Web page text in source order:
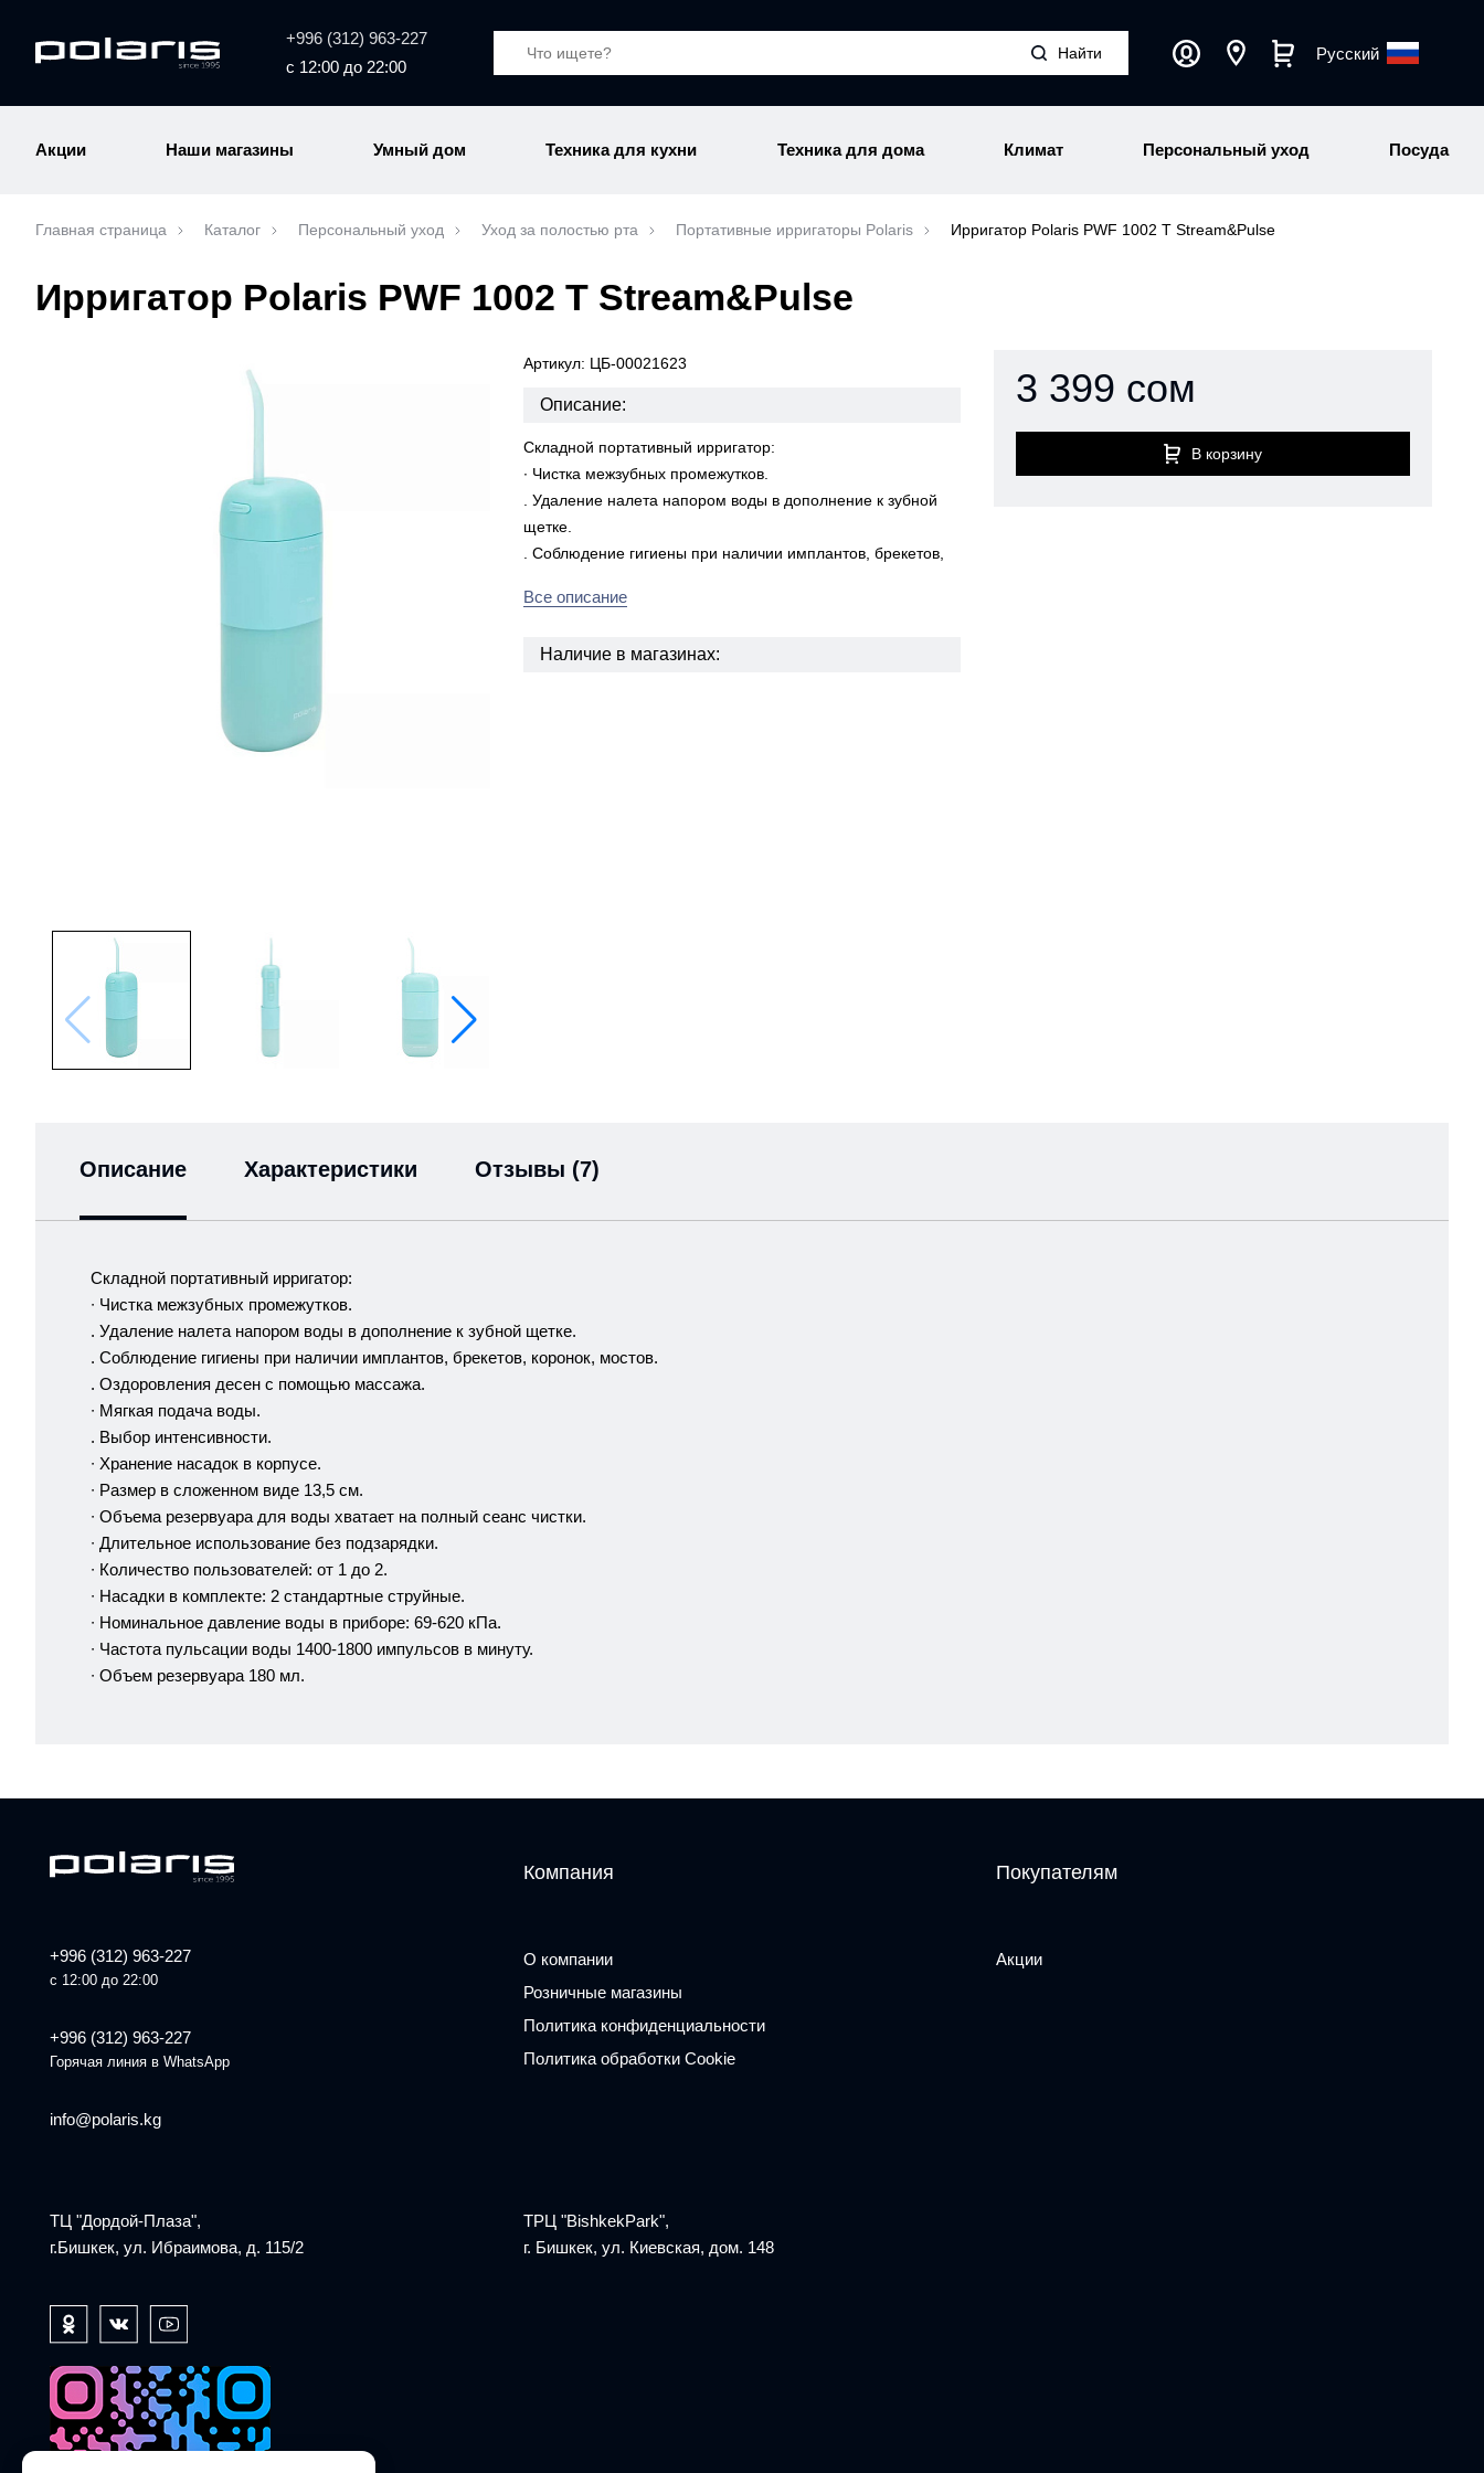
+996 (312) 963-227
с 12:00 до 22:00
Русский
Акции Наши магазины Умный дом Техника для кухни Техника для дома Климат Персональный уход Посуда
Главная страница Каталог Персональный уход Уход за полостью рта Портативные ирригаторы Polaris Ирригатор Polaris PWF 1002 T Stream&Pulse
Ирригатор Polaris PWF 1002 T Stream&Pulse
Артикул: ЦБ-00021623
Описание:
Складной портативный ирригатор:
∙ Чистка межзубных промежутков.
. Удаление налета напором воды в дополнение к зубной
щетке.
. Соблюдение гигиены при наличии имплантов, брекетов,
Все описание
Наличие в магазинах:
3 399 сом
В корзину
Описание Характеристики Отзывы (7)
Складной портативный ирригатор:
∙ Чистка межзубных промежутков.
. Удаление налета напором воды в дополнение к зубной щетке.
. Соблюдение гигиены при наличии имплантов, брекетов, коронок, мостов.
. Оздоровления десен с помощью массажа.
∙ Мягкая подача воды.
. Выбор интенсивности.
∙ Хранение насадок в корпусе.
∙ Размер в сложенном виде 13,5 см.
∙ Объема резервуара для воды хватает на полный сеанс чистки.
∙ Длительное использование без подзарядки.
∙ Количество пользователей: от 1 до 2.
∙ Насадки в комплекте: 2 стандартные струйные.
∙ Номинальное давление воды в приборе: 69-620 кПа.
∙ Частота пульсации воды 1400-1800 импульсов в минуту.
∙ Объем резервуара 180 мл.
+996 (312) 963-227
с 12:00 до 22:00
+996 (312) 963-227
Горячая линия в WhatsApp
info@polaris.kg
Компания
О компании
Розничные магазины
Политика конфиденциальности
Политика обработки Cookie
Покупателям
Акции
ТЦ "Дордой-Плаза",
г.Бишкек, ул. Ибраимова, д. 115/2
ТРЦ "BishkekPark",
г. Бишкек, ул. Киевская, дом. 148